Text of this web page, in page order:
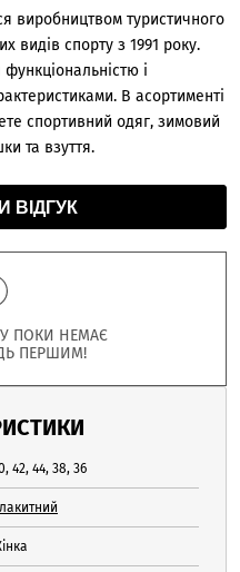
виробництвом туристичного
видів спорту з 1991 року.
функціональністю і
В асортименті
спортивний одяг, зимовий
та взуття.
ВІДГУК
ПОКИ НЕМАЄ
ПЕРШИМ!
42, 44, 38, 36